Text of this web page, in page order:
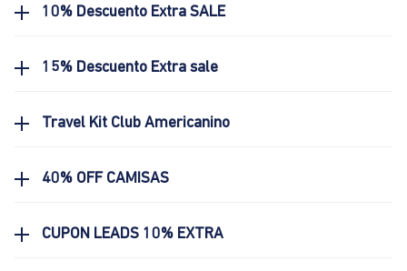
10% Descuento Extra SALE
15% Descuento Extra sale
Travel Kit Club Americanino
40% OFF CAMISAS
CUPON LEADS 10% EXTRA